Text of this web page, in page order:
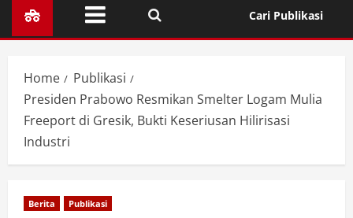
Cari Publikasi
Home
Publikasi
Presiden Prabowo Resmikan Smelter Logam Mulia
Freeport di Gresik, Bukti Keseriusan Hilirisasi
Industri
Berita Publikasi